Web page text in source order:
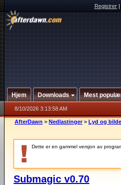
Registrer|
Hjem Downloads Mest
8/10/2026 3:13:58 AM
AfterDawn > Nedlastinger > Lyd og bilde
Dette er en gammel versjon av
Submagic v0.70